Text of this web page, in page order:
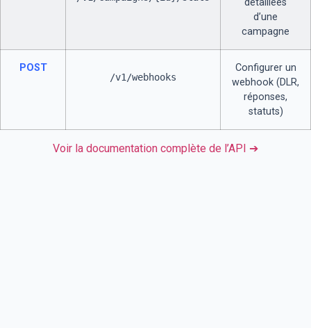
d’une
campagne
POST
/v1/webhooks
Configurer un
webhook (DLR,
réponses,
statuts)
Voir la documentation complète de l’API ➔